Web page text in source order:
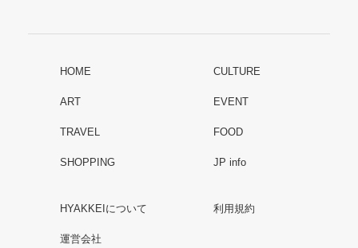
HOME CULTURE
ART EVENT
TRAVEL FOOD
SHOPPING JP info
HYAKKEIについて 利用規約
運営会社